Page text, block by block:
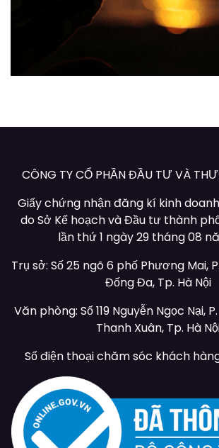
CÔNG TY CỔ PHẦN ĐẦU TƯ VÀ
Giấy chứng nhận đăng kí kinh doanh
do Sở Kế hoạch và Đầu tư thành
lần thứ 1 ngày 29 tháng 08
Trụ sở: Số 25 ngõ 6 phố Phương Mai,
Đống Đa, Tp. Hà Nội
Văn phòng: Số 119 Nguyễn Ngọc Nại,
Thanh Xuân, Tp. Hà
Số điện thoại chăm sóc khách